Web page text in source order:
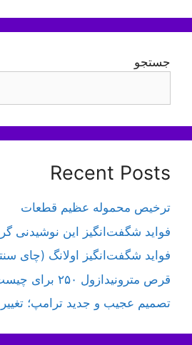
جستجو
Recent Posts
ترخیص محموله عظیم قطعات
فواید شگفت‌انگیز این نوشیدنی
فواید شگفت‌انگیز اولانگ (چای
قرص مترونیدازول ۲۵۰ برای چیست؟
تصمیم عجیب و جدید ترامپ؛